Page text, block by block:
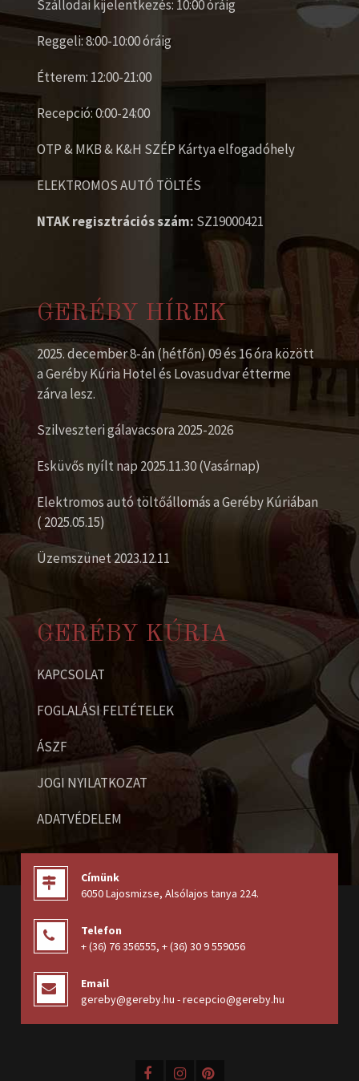
Szállodai kijelentkezés: 10:00 óráig
Reggeli: 8:00-10:00 óráig
Étterem: 12:00-21:00
Recepció: 0:00-24:00
OTP & MKB & K&H SZÉP Kártya elfogadóhely
ELEKTROMOS AUTÓ TÖLTÉS
NTAK regisztrációs szám: SZ19000421
GERÉBY HÍREK
2025. december 8-án (hétfőn) 09 és 16 óra között
a Geréby Kúria Hotel és Lovasudvar étterme
zárva lesz.
Szilveszteri gálavacsora 2025-2026
Esküvős nyílt nap 2025.11.30 (Vasárnap)
Elektromos autó töltőállomás a Geréby Kúriában
( 2025.05.15)
Üzemszünet 2023.12.11
GERÉBY KÚRIA
KAPCSOLAT
FOGLALÁSI FELTÉTELEK
ÁSZF
JOGI NYILATKOZAT
ADATVÉDELEM
Címünk
6050 Lajosmizse, Alsólajos tanya 224.
Telefon
+ (36) 76 356555, + (36) 30 9 559056
Email
gereby@gereby.hu - recepcio@gereby.hu